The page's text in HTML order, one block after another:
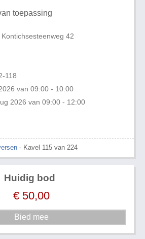
toepassing
42
118
van 09:00 - 10:00
2026 van 09:00 - 12:00
- Kavel 115 van 224
Huidig bod
€ 50,00